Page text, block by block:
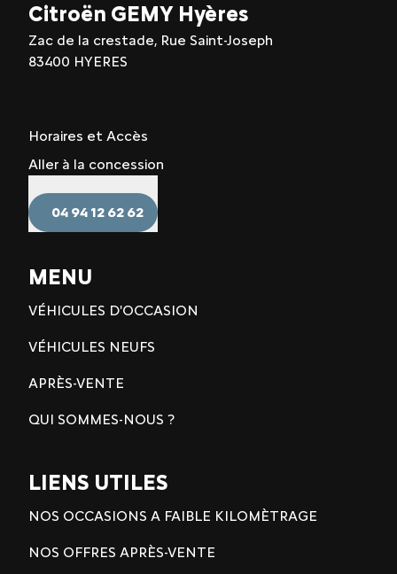
Citroën GEMY Hyères
Zac de la crestade, Rue Saint-Joseph
83400 HYERES
Horaires et Accès
Aller à la concession
04 94 12 62 62
MENU
VÉHICULES D'OCCASION
VÉHICULES NEUFS
APRÈS-VENTE
QUI SOMMES-NOUS ?
LIENS UTILES
NOS OCCASIONS A FAIBLE KILOMÈTRAGE
NOS OFFRES APRÈS-VENTE